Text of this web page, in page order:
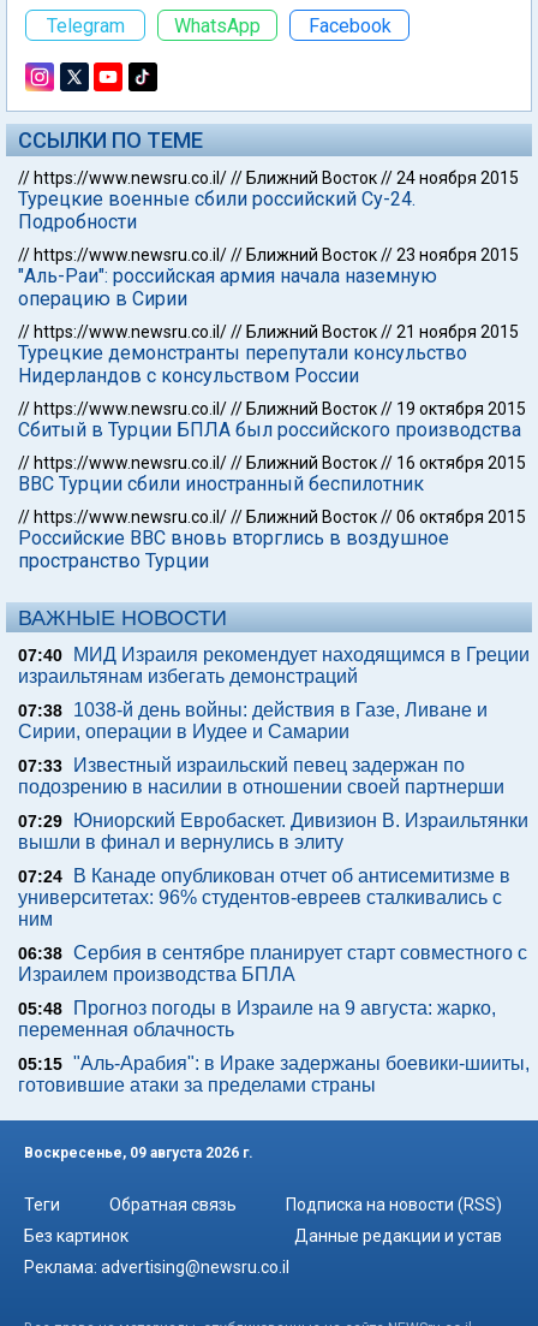
Telegram
WhatsApp Facebook
ССЫЛКИ ПО ТЕМЕ
// https://www.newsru.co.il/// Ближний Восток//24 ноября 2015
Турецкие военные сбили российский Су-24.
Подробности
// https://www.newsru.co.il/// Ближний Восток//23 ноября 2015
"Аль-Раи": российская армия начала наземную
операцию в Сирии
// https://www.newsru.co.il/// Ближний Восток//21 ноября 2015
Турецкие демонстранты перепутали консульство
Нидерландов с консульством России
// https://www.newsru.co.il/// Ближний Восток// 19 октября 2015
Сбитый в Турции БПЛА был российского производства
// https://www.newsru.co.il/// Ближний Восток// 16 октября 2015
ВВС Турции сбили иностранный беспилотник
// https://www.newsru.co.il/// Ближний Восток//06 октября 2015
Российские ВВС вновь вторглись в воздушное
пространство Турции
ВАЖНЫЕ НОВОСТИ
07:40
МИД Израиля рекомендует находящимся в Греции
израильтянам избегать демонстраций
07:38
1038-й день войны: действия в Газе, Ливане и
Сирии, операции в Иудее и Самарии
07:33
Известный израильский певец задержан по
подозрению в насилии в отношении своей партнерши
07:29
Юниорский Евробаскет. Дивизион В. Израильтянки
вышли в финал и вернулись в элиту
07:24
В Канаде опубликован отчет об антисемитизме в
университетах: 96% студентов-евреев сталкивались с
ним
06:38 Сербия в сентябре планирует старт совместного с
Израилем производства БПЛА
05:48
Прогноз погоды в Израиле на 9 августа: жарко,
переменная облачность
05:15 "Аль-Арабия": в Ираке задержаны боевики-шииты,
готовившие атаки за пределами страны
Воскресенье, 09 августа 2026 г.
Теги Обратная связь
Подписка на новости (RSS)
Без картинок
Данные редакции и устав
Реклама: advertising@newsru.co.il